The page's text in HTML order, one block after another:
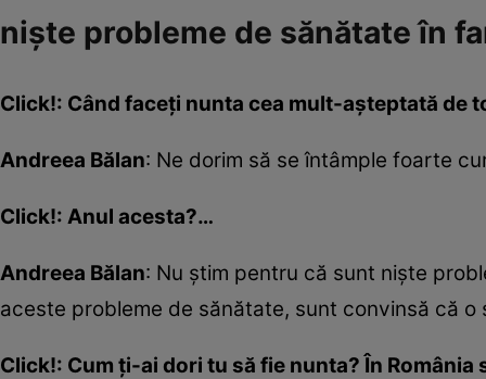
niște probleme de sănătate în
Click!: Când faceți nunta cea mult-așteptată de
Andreea Bălan: Ne dorim să se întâmple foarte
Click!: Anul acesta?…
Andreea Bălan: Nu știm pentru că sunt niște
aceste probleme de sănătate, sunt convinsă că
Click!: Cum ți-ai dori tu să fie nunta? În